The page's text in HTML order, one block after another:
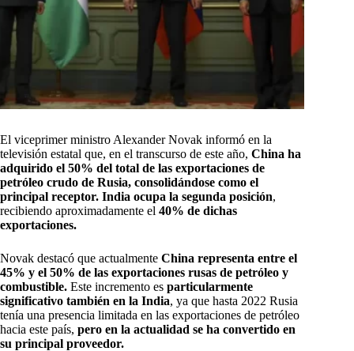
El viceprimer ministro Alexander Novak informó en la
televisión estatal que, en el transcurso de este año, China ha
adquirido el 50% del total de las exportaciones de
petróleo crudo de Rusia, consolidándose como el
principal receptor. India ocupa la segunda posición,
recibiendo aproximadamente el 40% de dichas
exportaciones.
Novak destacó que actualmente China representa entre el
45% y el 50% de las exportaciones rusas de petróleo y
combustible. Este incremento es particularmente
significativo también en la India, ya que hasta 2022 Rusia
tenía una presencia limitada en las exportaciones de petróleo
hacia este país, pero en la actualidad se ha convertido en
su principal proveedor.